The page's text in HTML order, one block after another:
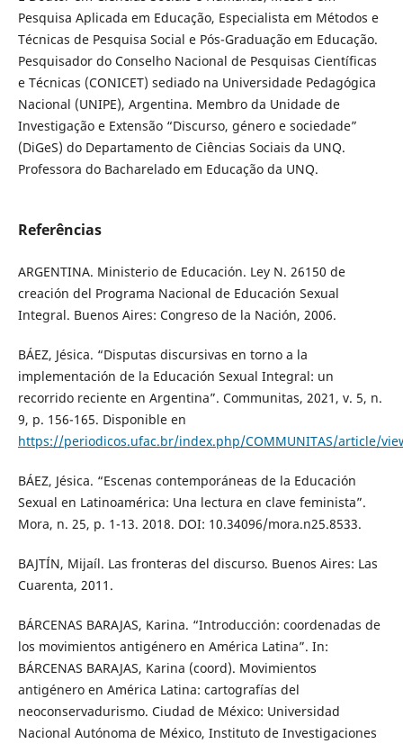
Pesquisa Aplicada em Educação, Especialista em Métodos e
Técnicas de Pesquisa Social e Pós-Graduação em Educação.
Pesquisador do Conselho Nacional de Pesquisas Científicas
e Técnicas (CONICET) sediado na Universidade Pedagógica
Nacional (UNIPE), Argentina. Membro da Unidade de
Investigação e Extensão “Discurso, género e sociedade”
(DiGeS) do Departamento de Ciências Sociais da UNQ.
Professora do Bacharelado em Educação da UNQ.
Referências
ARGENTINA. Ministerio de Educación. Ley N. 26150 de
creación del Programa Nacional de Educación Sexual
Integral. Buenos Aires: Congreso de la Nación, 2006.
BÁEZ, Jésica. “Disputas discursivas en torno a la
implementación de la Educación Sexual Integral: un
recorrido reciente en Argentina”. Communitas, 2021, v. 5, n.
9, p. 156-165. Disponible en
https://periodicos.ufac.br/index.php/COMMUNITAS/article/
BÁEZ, Jésica. “Escenas contemporáneas de la Educación
Sexual en Latinoamérica: Una lectura en clave feminista”.
Mora, n. 25, p. 1-13. 2018. DOI: 10.34096/mora.n25.8533.
BAJTÍN, Mijaíl. Las fronteras del discurso. Buenos Aires: Las
Cuarenta, 2011.
BÁRCENAS BARAJAS, Karina. “Introducción: coordenadas de
los movimientos antigénero en América Latina”. In:
BÁRCENAS BARAJAS, Karina (coord). Movimientos
antigénero en América Latina: cartografías del
neoconservadurismo. Ciudad de México: Universidad
Nacional Autónoma de México, Instituto de Investigaciones